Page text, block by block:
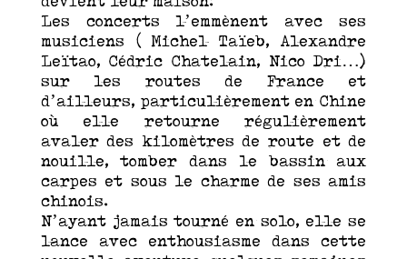
Les concerts l’emmènent avec ses
musiciens ( Michel Taïeb, Alexandre
Leïtao, Cédric Chatelain, Nico Dri…)
sur les routes de France et
d’ailleurs, particulièrement en Chine
où elle retourne régulièrement
avaler des kilomètres de route et de
nouille, tomber dans le bassin aux
carpes et sous le charme de ses amis
chinois.
N’ayant jamais tourné en solo, elle se
lance avec enthousiasme dans cette